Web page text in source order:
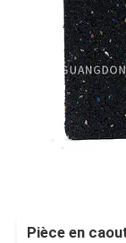
Pièce en